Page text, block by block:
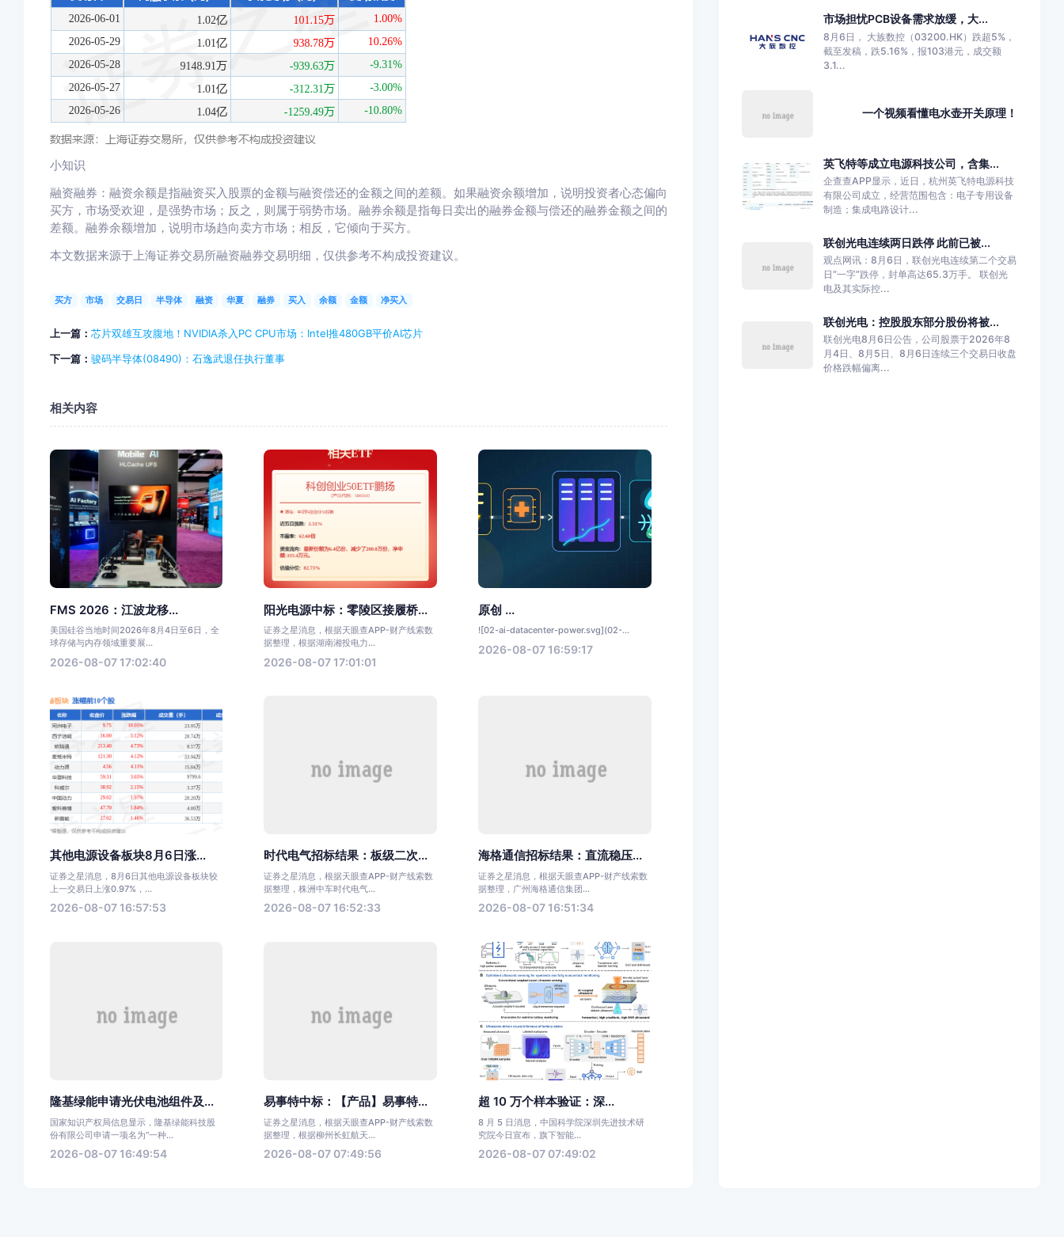
小知识
融资融券：融资余额是指融资买入股票的金额与融资偿还的金额之间的差额。如果融资余额增加，说明投资者心态偏向
买方，市场受欢迎，是强势市场；反之，则属于弱势市场。融券余额是指每日卖出的融券金额与偿还的融券金额之间的
差额。融券余额增加，说明市场趋向卖方市场；相反，它倾向于买方。
本文数据来源于上海证券交易所融资融券交易明细，仅供参考不构成投资建议。
买方 市场 交易日 半导体 融资 华夏 融券 买入 余额 金额 净买入
上一篇： 芯片双雄互攻腹地！NVIDIA杀入PC CPU市场：Intel推480GB平价AI芯片
下一篇： 骏码半导体(08490)：石逸武退任执行董事
相关内容
FMS 2026：江波龙移...
美国硅谷当地时间2026年8月4日至6日，全
球存储与内存领域重要展...
2026-08-07 17:02:40
阳光电源中标：零陵区接履桥...
证券之星消息，根据天眼查APP-财产线索数
据整理，根据湖南湘投电力...
2026-08-07 17:01:01
原创 ...
![02-ai-datacenter-power.svg](02-...
2026-08-07 16:59:17
其他电源设备板块8月6日涨...
证券之星消息，8月6日其他电源设备板块较
上一交易日上涨0.97%，...
2026-08-07 16:57:53
时代电气招标结果：板级二次...
证券之星消息，根据天眼查APP-财产线索数
据整理，株洲中车时代电气...
2026-08-07 16:52:33
海格通信招标结果：直流稳压...
证券之星消息，根据天眼查APP-财产线索数
据整理，广州海格通信集团...
2026-08-07 16:51:34
隆基绿能申请光伏电池组件及...
国家知识产权局信息显示，隆基绿能科技股
份有限公司申请一项名为“一种...
2026-08-07 16:49:54
易事特中标：【产品】易事特...
证券之星消息，根据天眼查APP-财产线索数
据整理，根据柳州长虹航天...
2026-08-07 07:49:56
超 10 万个样本验证：深...
8 月 5 日消息，中国科学院深圳先进技术研
究院今日宣布，旗下智能...
2026-08-07 07:49:02
市场担忧PCB设备需求放缓，大...
8月6日， 大族数控（03200.HK）跌超5%，
截至发稿，跌5.16%，报103港元，成交额
3.1...
一个视频看懂电水壶开关原理！
英飞特等成立电源科技公司，含集...
企查查APP显示，近日，杭州英飞特电源科技
有限公司成立，经营范围包含：电子专用设备
制造；集成电路设计...
联创光电连续两日跌停 此前已被...
观点网讯：8月6日，联创光电连续第二个交易
日“一字”跌停，封单高达65.3万手。 联创光
电及其实际控...
联创光电：控股股东部分股份将被...
联创光电8月6日公告，公司股票于2026年8
月4日、8月5日、8月6日连续三个交易日收盘
价格跌幅偏离...